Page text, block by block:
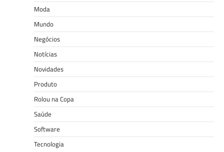
Moda
Mundo
Negócios
Notícias
Novidades
Produto
Rolou na Copa
Saúde
Software
Tecnologia